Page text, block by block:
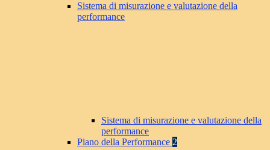
Sistema di misurazione e valutazione della
performance
Sistema di misurazione e valutazione della
performance
Piano della Performance 2